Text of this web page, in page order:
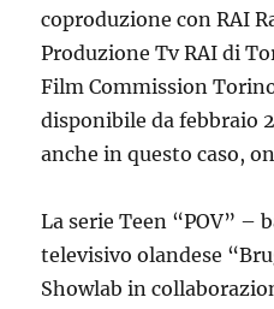
coproduzione con RAI
Produzione Tv RAI di
Film Commission
disponibile da febbraio
anche in questo caso,
La serie Teen “POV” –
televisivo olandese
Showlab in